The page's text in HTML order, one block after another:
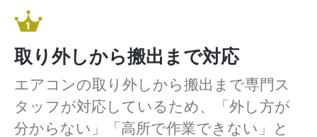
取り外しから搬出まで対応
エアコンの取り外しから搬出まで専門ス
タッフが対応しているため、「外し方が
分からない」「高所で作業できない」と